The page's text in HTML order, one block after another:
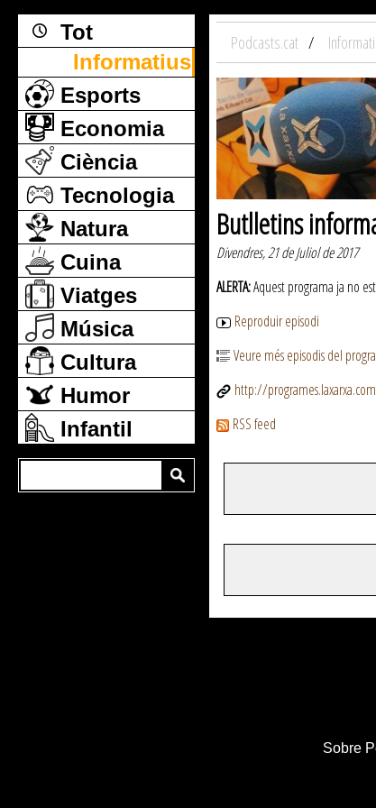
Tot
Informatius
Esports
Economia
Ciència
Tecnologia
Natura
Cuina
Viatges
Música
Cultura
Humor
Infantil
Podcasts.cat
Butlletins
Divendres, 21 de Juliol de 2017
ALERTA:Aquest programa ja no
Reproduir episodi
Veure més episodis del
http://
RSS feed
Sobre